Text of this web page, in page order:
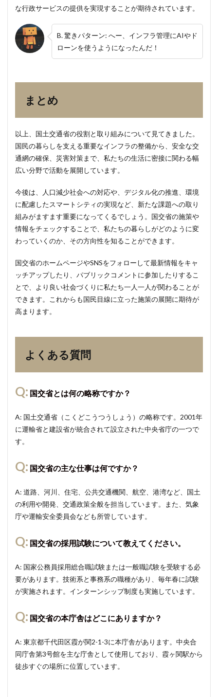
な行政サービスの提供を実現することが期待されています。
B. 驚きパターン: へー、インフラ管理にAIやド
ローンを使うようになったんだ！
まとめ
以上、国土交通省の役割と取り組みについて見てきました。
国民の暮らしを支える重要なインフラの整備から、安全な交
通網の確保、災害対策まで、私たちの生活に密接に関わる幅
広い分野で活動を展開しています。
今後は、人口減少社会への対応や、デジタル化の推進、環境
に配慮したスマートシティの実現など、新たな課題への取り
組みがますます重要になってくるでしょう。国交省の施策や
情報をチェックすることで、私たちの暮らしがどのように変
わっていくのか、その方向性を知ることができます。
国交省のホームページやSNSをフォローして最新情報をキャ
ッチアップしたり、パブリックコメントに参加したりするこ
とで、より良い社会づくりに私たち一人一人が関わることが
できます。これからも国民目線に立った施策の展開に期待が
高まります。
よくある質問
Q: 国交省とは何の略称ですか？
A: 国土交通省（こくどこうつうしょう）の略称です。2001年
に運輸省と建設省が統合されて設立された中央省庁の一つで
す。
Q: 国交省の主な仕事は何ですか？
A: 道路、河川、住宅、公共交通機関、航空、港湾など、国土
の利用や開発、交通政策全般を担当しています。また、気象
庁や運輸安全委員会なども所管しています。
Q: 国交省の採用試験について教えてください。
A: 国家公務員採用総合職試験または一般職試験を受験する必
要があります。技術系と事務系の職種があり、毎年春に試験
が実施されます。インターンシップ制度も実施しています。
Q: 国交省の本庁舎はどこにありますか？
A: 東京都千代田区霞が関2-1-3に本庁舎があります。中央合
同庁舎第3号館を主な庁舎として使用しており、霞ヶ関駅から
徒歩すぐの場所に位置しています。